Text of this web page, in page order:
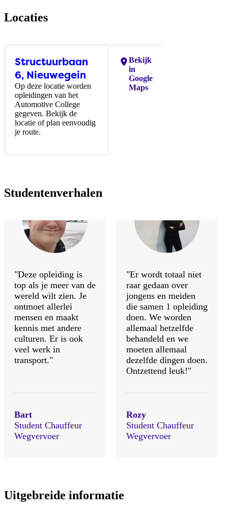
Locaties
Structuurbaan
6, Nieuwegein
Op deze locatie worden
opleidingen van het
Automotive College
gegeven. Bekijk de
locatie of plan eenvoudig
je route.
Locaties:
Bekijk
in
Google
Maps
Studentenverhalen
"Deze opleiding is
top als je meer van de
wereld wilt zien. Je
ontmoet allerlei
mensen en maakt
kennis met andere
culturen. Er is ook
veel werk in
transport."
Bart
Student Chauffeur
Wegvervoer
"Er wordt totaal niet
raar gedaan over
jongens en meiden
die samen 1 opleiding
doen. We worden
allemaal hetzelfde
behandeld en we
moeten allemaal
dezelfde dingen doen.
Ontzettend leuk!"
Rozy
Student Chauffeur
Wegvervoer
Uitgebreide informatie